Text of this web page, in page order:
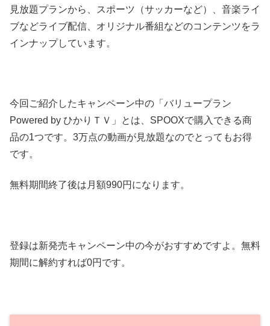
見放題プランから、スポーツ（サッカーなど）、音楽ライ
ブなどライブ配信、オリジナル番組などのコンテンツをラ
インナップしています。
今回ご紹介したキャンペーン中の「バリュープラン
Powered by ひかりＴＶ」とは、SPOOXで購入できる商
品の1つです。3万点の動画が見放題なのでとってもお得
です。
無料期間終了後は月額990円になります。
登録は新発売キャンペーン中の今がおすすめですよ。無料
期間に解約すれば0円です。